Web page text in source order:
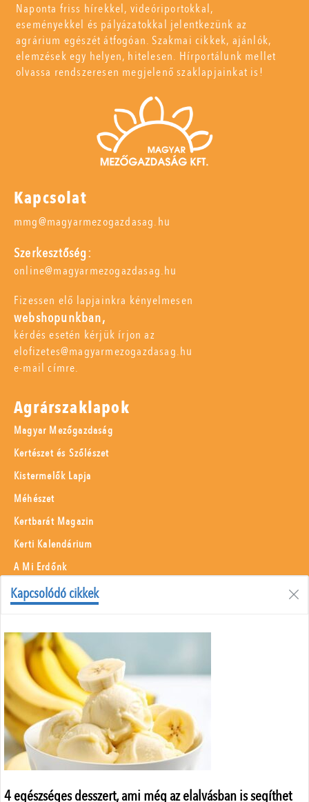
Kapcsolódó cikkek
4 egészséges desszert, ami még az elalvásban is segíthet
Naponta friss hírekkel, videóriportokkal,
eseményekkel és pályázatokkal jelentkezünk az
agrárium egészét átfogóan. Szakmai cikkek, ajánlók,
elemzések egy helyen, hitelesen. Hírportálunk mellet
olvassa rendszeresen megjelenő szaklapjainkat is!
Kapcsolat
mmg@magyarmezogazdasag.hu
Szerkesztőség:
online@magyarmezogazdasag.hu
Fizessen elő lapjainkra kényelmesen
webshopunkban,
kérdés esetén kérjük írjon az
elofizetes@magyarmezogazdasag.hu
e-mail címre.
Agrárszaklapok
Magyar Mezőgazdaság
Kertészet és Szőlészet
Kistermelők Lapja
Méhészet
Kertbarát Magazin
Kerti Kalendárium
A Mi Erdőnk
Borászati Füzetek
Menü
Adatvédelem
Szerzői jogok
Impresszum
Médiaajánlat
Központi elérhetőségek
ÁSZF